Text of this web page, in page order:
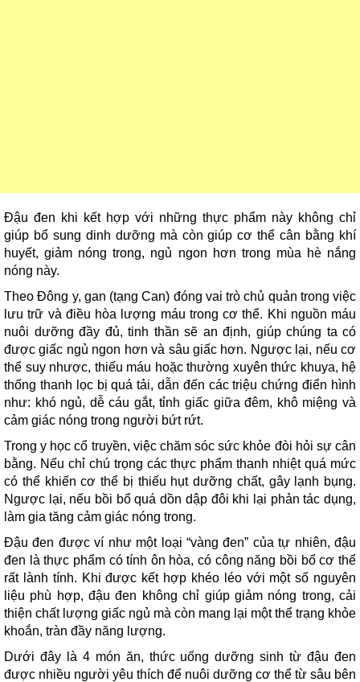
Đậu đen khi kết hợp với những thực phẩm này không chỉ
giúp bổ sung dinh dưỡng mà còn giúp cơ thể cân bằng khí
huyết, giảm nóng trong, ngủ ngon hơn trong mùa hè nắng
nóng này.
Theo Đông y, gan (tạng Can) đóng vai trò chủ quản trong việc
lưu trữ và điều hòa lượng máu trong cơ thể. Khi nguồn máu
nuôi dưỡng đầy đủ, tinh thần sẽ an định, giúp chúng ta có
được giấc ngủ ngon hơn và sâu giấc hơn. Ngược lại, nếu cơ
thể suy nhược, thiếu máu hoặc thường xuyên thức khuya, hệ
thống thanh lọc bị quá tải, dẫn đến các triệu chứng điển hình
như: khó ngủ, dễ cáu gắt, tỉnh giấc giữa đêm, khô miệng và
cảm giác nóng trong người bứt rứt.
Trong y học cổ truyền, việc chăm sóc sức khỏe đòi hỏi sự cân
bằng. Nếu chỉ chú trọng các thực phẩm thanh nhiệt quá mức
có thể khiến cơ thể bị thiếu hụt dưỡng chất, gây lạnh bụng.
Ngược lại, nếu bồi bổ quá dồn dập đôi khi lại phản tác dụng,
làm gia tăng cảm giác nóng trong.
Đậu đen được ví như một loại “vàng đen” của tự nhiên, đậu
đen là thực phẩm có tính ôn hòa, có công năng bồi bổ cơ thể
rất lành tính. Khi được kết hợp khéo léo với một số nguyên
liệu phù hợp, đậu đen không chỉ giúp giảm nóng trong, cải
thiện chất lượng giấc ngủ mà còn mang lại một thể trạng khỏe
khoắn, tràn đầy năng lượng.
Dưới đây là 4 món ăn, thức uống dưỡng sinh từ đậu đen
được nhiều người yêu thích để nuôi dưỡng cơ thể từ sâu bên